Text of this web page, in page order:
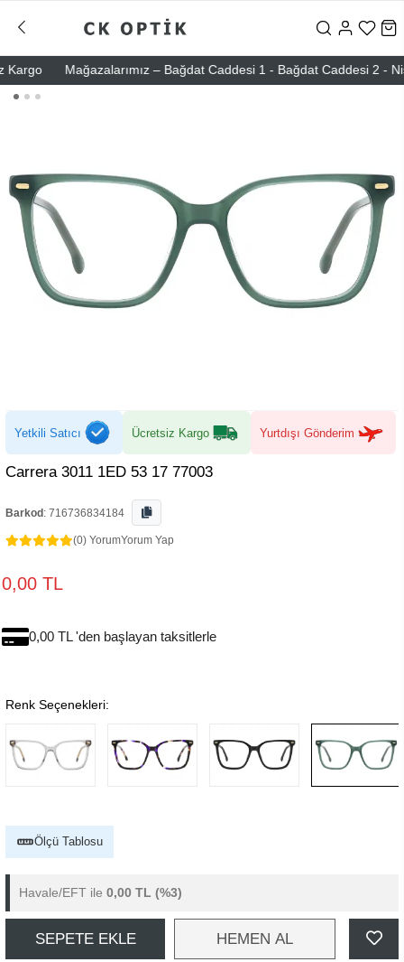
Mağazalarımız – Bağdat Caddesi 1 - Bağdat Caddesi 2 -
Yetkili Satıcı Ücretsiz Kargo Yurtdışı Gönderim
Carrera 3011 1ED 53 17 77003
Barkod : 716736834184
(0) YorumYorum Yap
0,00 TL
0,00 TL 'den başlayan taksitlerle
Renk Seçenekleri:
Ölçü Tablosu
Havale/EFT ile 0,00 TL (%3)
SEPETE EKLE HEMEN AL